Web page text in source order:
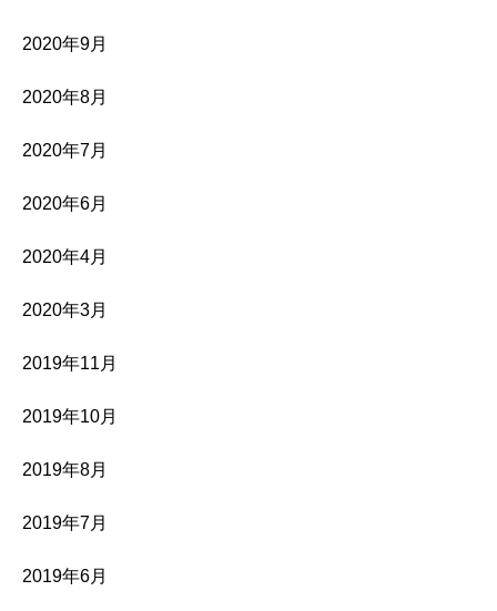
2020年9月
2020年8月
2020年7月
2020年6月
2020年4月
2020年3月
2019年11月
2019年10月
2019年8月
2019年7月
2019年6月